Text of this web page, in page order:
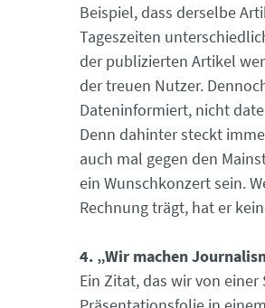
Beispiel, dass derselbe
Tageszeiten
der publizierten Artikel
der treuen Nutzer.
Dateninformiert, nicht
Denn dahinter steckt
auch mal gegen den
ein Wunschkonzert sein.
Rechnung trägt, hat er
4. „Wir machen
Ein Zitat, das wir von